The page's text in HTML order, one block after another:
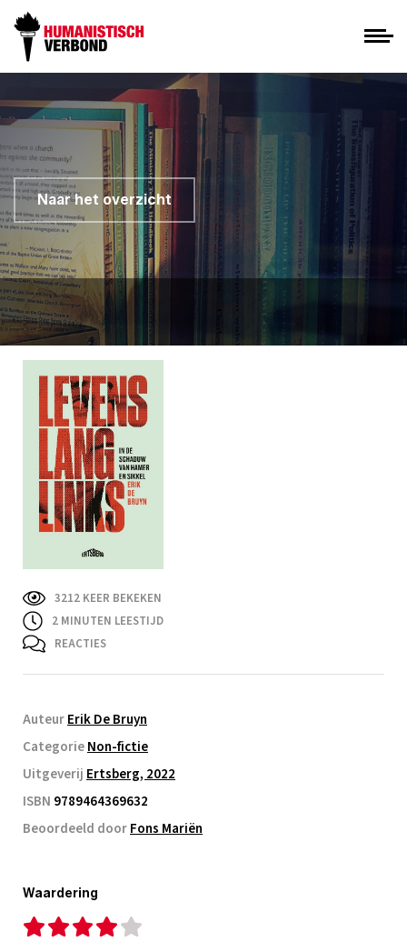
Naar het overzicht
3212 KEER BEKEKEN
2 MINUTEN LEESTIJD
REACTIES
AuteurErik De Bruyn
CategorieNon-fictie
Uitgeverij Ertsberg, 2022
ISBN 9789464369632
Beoordeeld doorFons Mariën
Waardering